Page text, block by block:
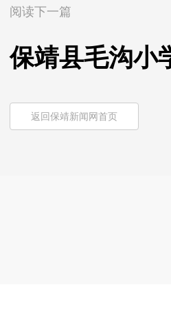
阅读下一篇
保靖县毛沟小
返回保靖新闻网首页